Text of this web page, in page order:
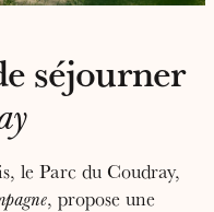
séjourner
le Parc du Coudray,
, propose une